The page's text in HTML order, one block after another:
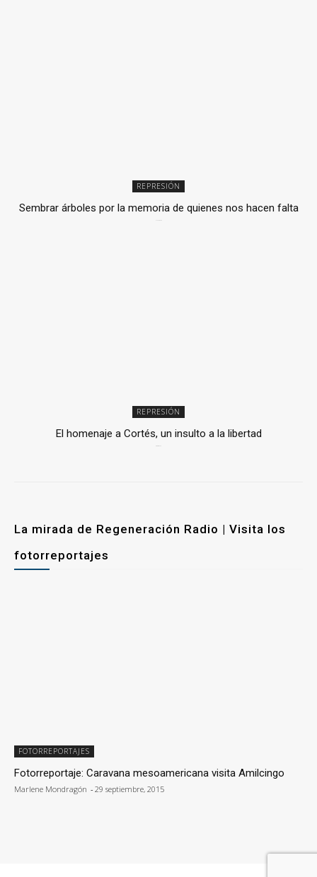
REPRESIÓN
Sembrar árboles por la memoria de quienes nos hacen falta
REPRESIÓN
El homenaje a Cortés, un insulto a la libertad
La mirada de Regeneración Radio | Visita los
fotorreportajes
FOTORREPORTAJES
Fotorreportaje: Caravana mesoamericana visita Amilcingo
Marlene Mondragón - 29 septiembre, 2015